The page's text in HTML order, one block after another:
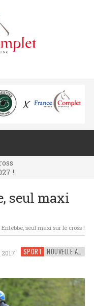
!
!
!seul maxi
seul maxi sur le cross !
SPORT NOUVELLE AQUITAINE